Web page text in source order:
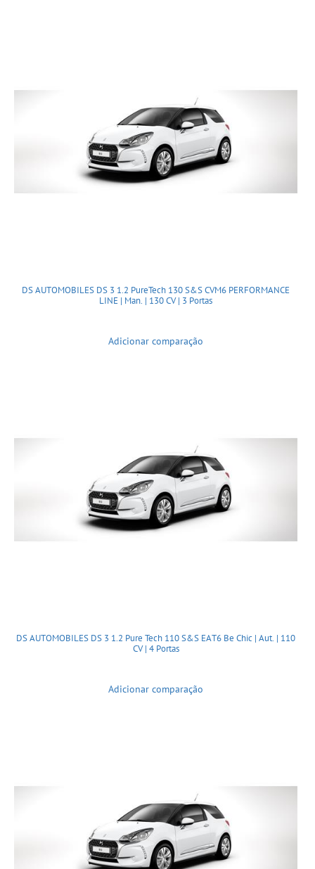
DS AUTOMOBILES DS 3 1.2 PureTech 130 S&S CVM6 PERFORMANCE
LINE | Man. | 130 CV | 3 Portas
Adicionar comparação
DS AUTOMOBILES DS 3 1.2 Pure Tech 110 S&S EAT6 Be Chic | Aut. | 110
CV | 4 Portas
Adicionar comparação